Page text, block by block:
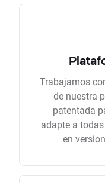
Trabajamos
de nuestra
patentada
adapte a
en